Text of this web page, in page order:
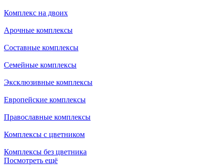
Комплекс на двоих
Арочные комплексы
Составные комплексы
Семейные комплексы
Эксклюзивные комплексы
Европейские комплексы
Православные комплексы
Комплексы с цветником
Комплексы без цветника
Посмотреть ещё